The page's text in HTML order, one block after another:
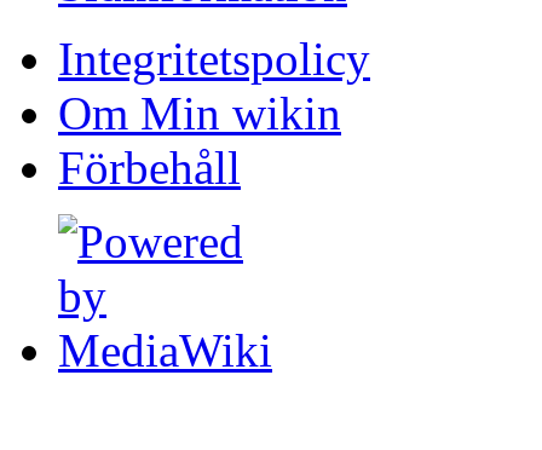
Integritetspolicy
Om Min wikin
Förbehåll